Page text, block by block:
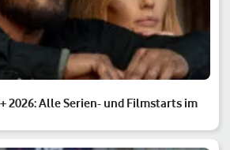
2026: Alle Serien- und Filmstarts im